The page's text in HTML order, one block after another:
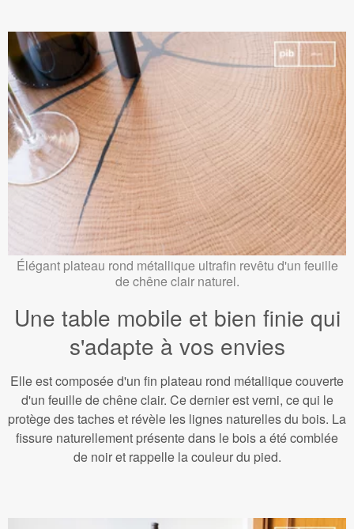
Élégant plateau rond métallique ultrafin revêtu d'un feuille
de chêne clair naturel.
Une table mobile et bien finie qui
s'adapte à vos envies
Elle est composée d'un fin plateau rond métallique couverte
d'un feuille de chêne clair. Ce dernier est verni, ce qui le
protège des taches et révèle les lignes naturelles du bois. La
fissure naturellement présente dans le bois a été comblée
de noir et rappelle la couleur du pied.